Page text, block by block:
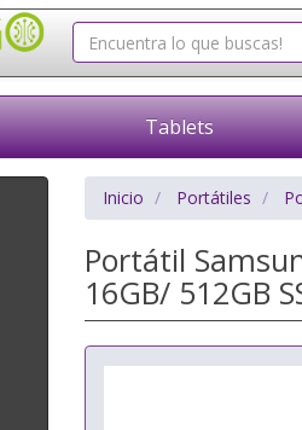
Tablets
Inicio Portátiles
Portátil
16GB/ 512GB